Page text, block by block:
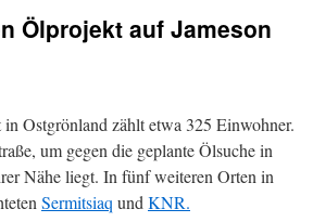
Ölprojekt auf Jameson
Ostgrönland zählt etwa 325 Einwohner.
um gegen die geplante Ölsuche in
Nähe liegt. In fünf weiteren Orten in
Sermitsiaq und KNR.